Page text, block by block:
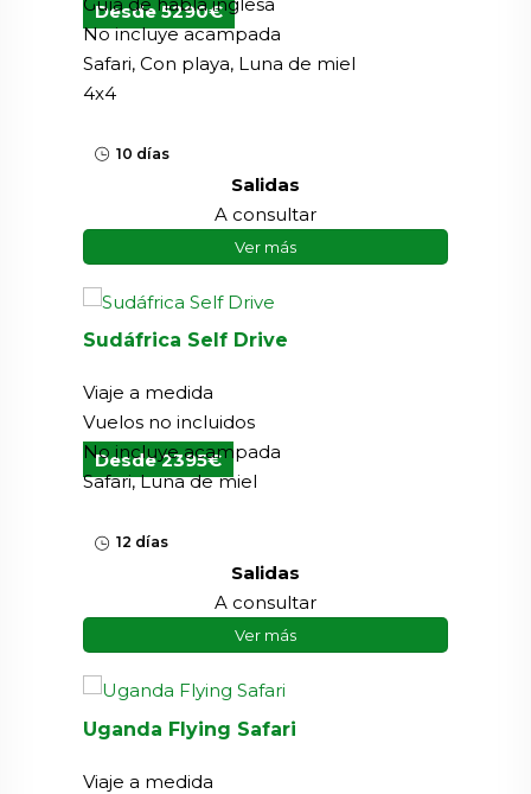
Desde 5290€
No incluye acampada
Safari, Con playa, Luna de miel
4x4
10 días
Salidas
A consultar
Ver más
Desde 2395€
Sudáfrica Self Drive
Viaje a medida
Vuelos no incluidos
No incluye acampada
Safari, Luna de miel
12 días
Salidas
A consultar
Ver más
Uganda Flying Safari
Viaje a medida